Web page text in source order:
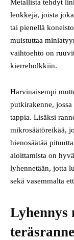
Metallista tehdyt
lenkkejä, joista
tai pienellä
muistuttaa
vaihtoehto on
kierreholkkiin.
Harvinaisempi
putkirakenne,
tappia. Lisäksi
mikro­säätöreikää,
hienosäätää
aloittamista on
lyhennetään, jotta
sekä vasemmalta
Lyhennys